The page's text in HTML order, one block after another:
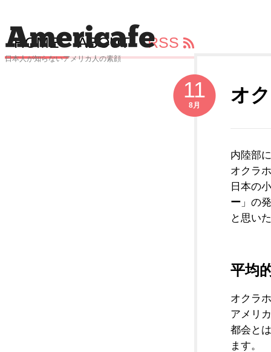
日本人が知らないアメリカ人の素顔
HOME ABOUT RSS
オ
11
8月
内陸部
オクラ
日本の
ー 」の
と思い
平均
オクラ
アメリ
都会と
ます。